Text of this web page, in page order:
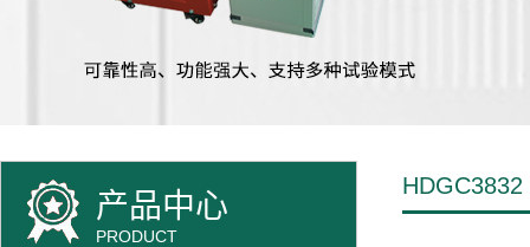
产品中心
PRODUCT